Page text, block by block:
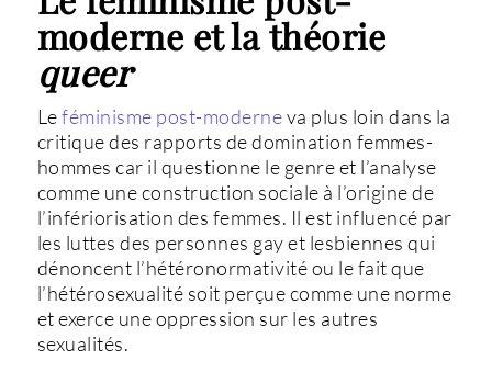
moderne et la théorie
queer
Leféminisme post-moderneva plus loin dans la
critique des rapports de domination femmes-
hommes car il questionne le genre et l’analyse
comme une construction sociale à l’origine de
l’infériorisation des femmes. Il est influencé par
les luttes des personnes gay et lesbiennes qui
dénoncent l’hétéronormativité ou le fait que
l’hétérosexualité soit perçue comme une norme
et exerce une oppression sur les autres
sexualités.